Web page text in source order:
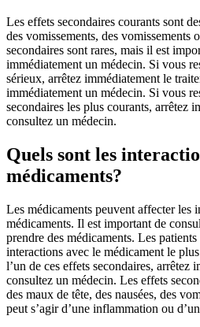
Les effets secondaires courants sont
des vomissements, des vomissements
secondaires sont rares, mais il est
immédiatement un médecin. Si vous
sérieux, arrêtez immédiatement le
immédiatement un médecin. Si vous
secondaires les plus courants, arrêtez
consultez un médecin.
Quels sont les
médicaments?
Les médicaments peuvent affecter les
médicaments. Il est important de
prendre des médicaments. Les
interactions avec le médicament le
l’un de ces effets secondaires, arrêtez
consultez un médecin. Les effets
des maux de tête, des nausées, des
peut s’agir d’une inflammation ou